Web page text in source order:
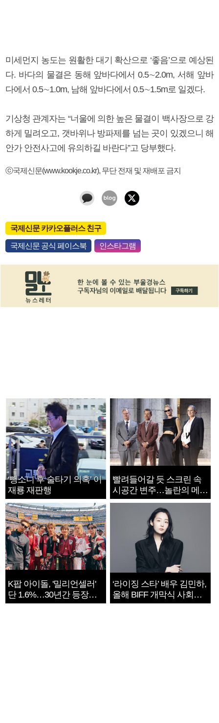
미세먼지 농도는 원활한 대기 확산으로 ‘좋음’으로 예상된
다. 바다의 물결은 동해 앞바다에서 0.5∼2.0m, 서해 앞바
다에서 0.5∼1.0m, 남해 앞바다에서 0.5∼1.5m로 일겠다.
기상청 관계자는 “너울에 의한 높은 물결이 백사장으로 강
하게 밀려오고, 갯바위나 방파제를 넘는 곳이 있겠으니 해
안가 안전사고에 유의하길 바란다”고 당부했다.
ⓒ국제신문(www.kookje.co.kr), 무단 전재 및 재배포 금지
국제신문 카카오플러스 친구
국제신문 공식 페이스북 인스타그램
‘뺑소니 후 술타기 의혹’ 이
재룡 재판행
빨려들어갈 듯 스크린 속
시공간 변주…놀란의 메시
지는 ‘전쟁 속죄’
K팝 아이돌, '밀리언셀러'
단 1.6%…30년간 등장
1182개팀 전수조사
‘라이징 스타’ 배우 김민하,
올해 BIFF 개막식 사회자
확정